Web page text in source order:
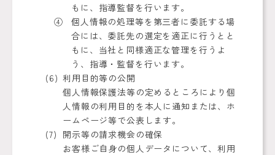
もに、指導監督を行います。
個人情報の処理等を第三者に委託する場
合には、委託先の選定を適正に行うとと
もに、当社と同様適正な管理を行うよ
う、指導・監督を行います。
利用目的等の公開
個人情報保護法等の定めるところにより個
人情報の利用目的を本人に通知または、ホ
ームページ等で公表します。
開示等の請求機会の確保
お客様ご自身の個人データについて、利用